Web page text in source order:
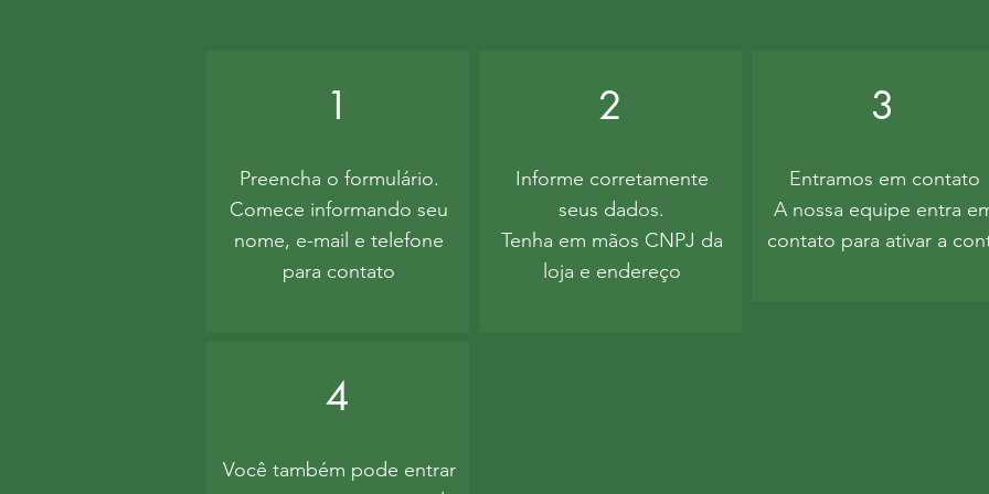
1
Preencha o formulário.
Comece informando seu
nome, e-mail e telefone
para contato
2
Informe corretamente
seus dados.
Tenha em mãos CNPJ da
loja e endereço
3
Entramos em contato
A nossa equipe entra
contato para ativar a
4
Você também pode entrar